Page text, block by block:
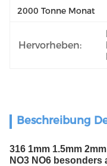
2000 Tonne Monat
Hervorheben:
Beschreibung
316 1mm 1.5mm
NO3 NO6 besonders